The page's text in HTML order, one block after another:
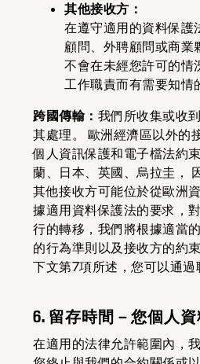
其他接收方：
在遵守適用的資料保護
顧問、外聘顧問或商業
不會在未經您許可的情
工作職責而有需要知情
跨國傳輸： 我們所收集或收
其處理。 歐洲經濟區以外的
個人資訊保護和電子檔法約
蘭、日本、英國、烏拉圭，
其他接收方可能位於從歐洲
據適用資料保護法的要求，
行的轉移，我們將根據適當
的行為準則以及接收方的約
下文第7項所述，您可以通過
6. 留存時間－您個人
在適用的法律允許範圍內，